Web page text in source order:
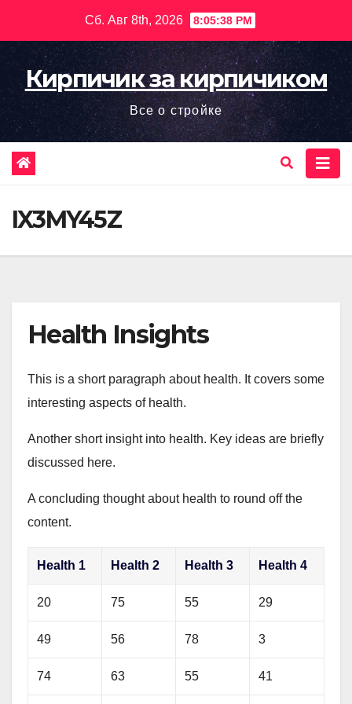
содержимому
Сб. Авг 8th, 2026 8:05:40 PM
Кирпичик за кирпичиком
Все о стройке
IX3MY45Z
Health Insights
This is a short paragraph about health. It covers some
interesting aspects of health.
Another short insight into health. Key ideas are briefly
discussed here.
A concluding thought about health to round off the
content.
Health 1 Health 2 Health 3 Health 4
20 75 55 29
49 56 78 3
74 63 55 41